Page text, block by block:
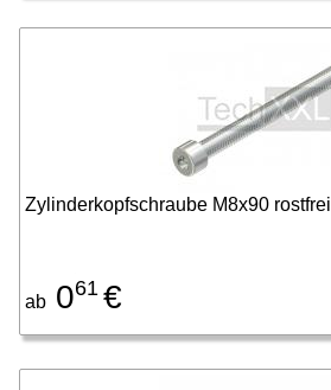
Zylinderkopfschraube M8x90 rostfrei
ab 061 €